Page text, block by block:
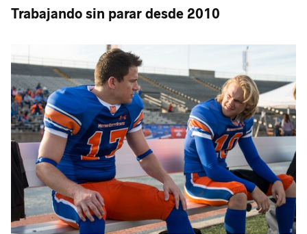
Trabajando sin parar desde 2010